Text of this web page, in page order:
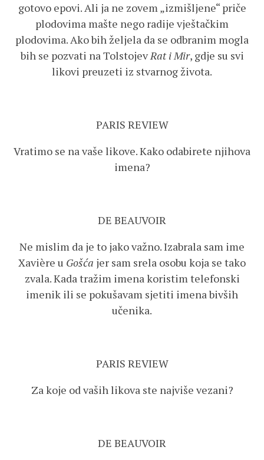
gotovo epovi. Ali ja ne zovem „izmišljene“ priče
plodovima mašte nego radije vještačkim
plodovima. Ako bih željela da se odbranim mogla
bih se pozvati na TolstojevRat i Mir, gdje su svi
likovi preuzeti iz stvarnog života.
PARIS REVIEW
Vratimo se na vaše likove. Kako odabirete njihova
imena?
DE BEAUVOIR
Ne mislim da je to jako važno. Izabrala sam ime
Xavière u Gošća jer sam srela osobu koja se tako
zvala. Kada tražim imena koristim telefonski
imenik ili se pokušavam sjetiti imena bivših
učenika.
PARIS REVIEW
Za koje od vaših likova ste najviše vezani?
DE BEAUVOIR